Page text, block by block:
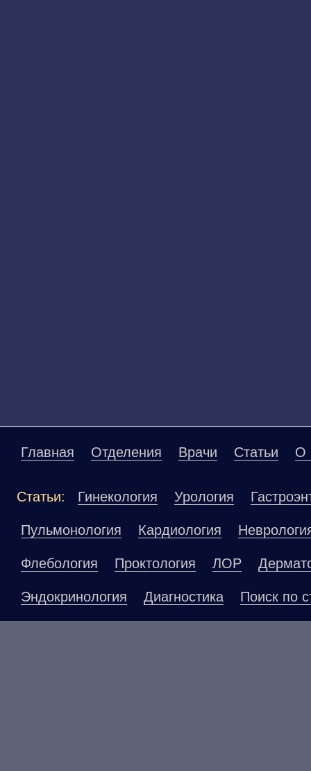
Главная Отделения Врачи Статьи О
Статьи: Гинекология Урология
Пульмонология Кардиология
Флебология Проктология ЛОР
Эндокринология Диагностика Поиск по